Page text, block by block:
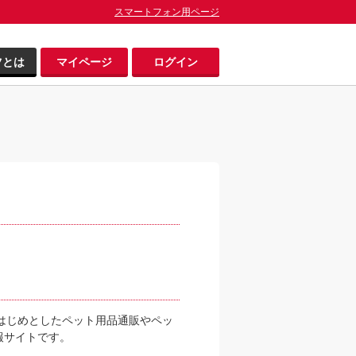
スマートフォン用ページ
ログイン
マイページ
とは
めとしたペット用品通販やペッ
イトです。